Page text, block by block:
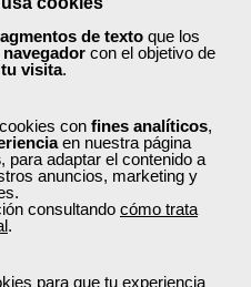
de texto que los
navegador con el objetivo de
visita.
con fines analíticos,
en nuestra página
, para adaptar el contenido a
anuncios, marketing y
consultando cómo trata
.
para que tu experiencia
de
en líneas de...
España)